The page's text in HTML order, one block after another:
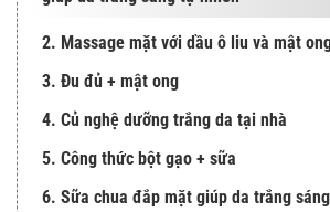
2. Massage mặt với dầu ô liu và mật
3. Đu đủ + mật ong
4. Củ nghệ dưỡng trắng da tại nhà
5. Công thức bột gạo + sữa
6. Sữa chua đắp mặt giúp da trắng